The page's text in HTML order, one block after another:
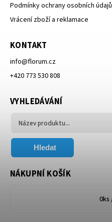
Podmínky ochrany osobních údajů
Vrácení zboží a reklamace
KONTAKT
info@florum.cz
+420 773 530 808
VYHLEDÁVÁNÍ
Hledat
NÁKUPNÍ KOŠÍK
0ks